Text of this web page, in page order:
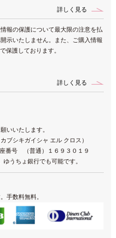
詳しく見る
報の保護について最大限の注意を払
示いたしません。また、ご購入情報
保護しております。
詳しく見る
いいたします。
ブシキガイシャ エル クロス）
号 （普通）１６９３０１９
うちょ銀行でも可能です。
手数料無料。